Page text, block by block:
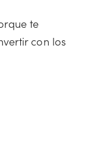
te
con los